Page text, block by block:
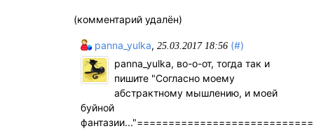
(комментарий удалён)
panna_yulka,25.03.2017 18:56 (#)
panna_yulka, во-о-от, тогда так и
пишите "Согласно моему
абстрактному мышлению, и моей
буйной